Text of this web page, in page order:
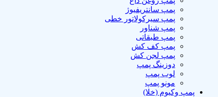
پمپ سانتریفیوژ
پمپ سیرکولاتور خطی
پمپ شناور
پمپ طبقاتی
پمپ کف کش
پمپ لجن کش
دوزینگ پمپ
لوب پمپ
مونو پمپ
پمپ وکیوم (خلا)